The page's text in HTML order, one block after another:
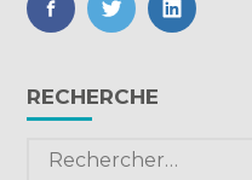
FaceBook
TwitterLinkedIn
Blog
sidebar
RECHERCHE
Rechercher :